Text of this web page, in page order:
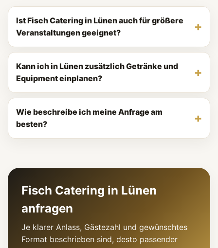
Ist Fisch Catering in Lünen auch für größere
Veranstaltungen geeignet?
Kann ich in Lünen zusätzlich Getränke und
Equipment einplanen?
Wie beschreibe ich meine Anfrage am
besten?
Fisch Catering in Lünen
anfragen
Je klarer Anlass, Gästezahl und gewünschtes
Format beschrieben sind, desto passender